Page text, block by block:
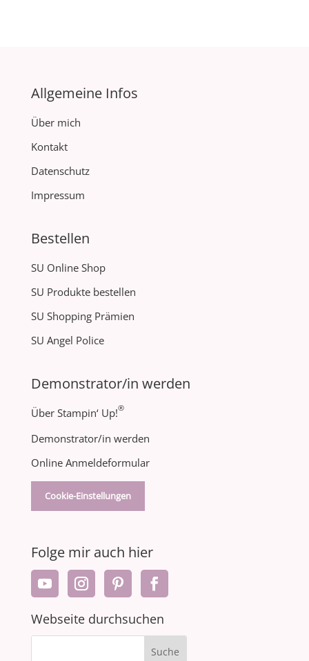
Allgemeine Infos
Über mich
Kontakt
Datenschutz
Impressum
Bestellen
SU Online Shop
SU Produkte bestellen
SU Shopping Prämien
SU Angel Police
Demonstrator/in werden
Über Stampin‘ Up!®
Demonstrator/in werden
Online Anmeldeformular
Cookie-Einstellungen
Folge mir auch hier
Webseite durchsuchen